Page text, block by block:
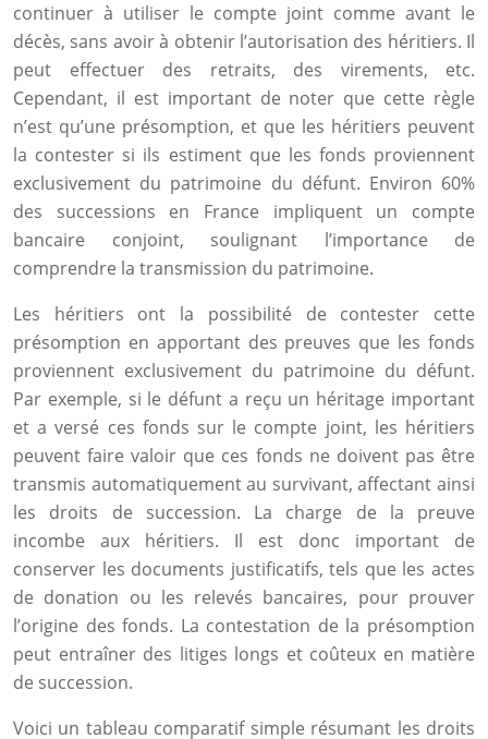
continuer à utiliser le compte joint comme avant le
décès, sans avoir à obtenir l’autorisation des héritiers. Il
peut effectuer des retraits, des virements, etc.
Cependant, il est important de noter que cette règle
n’est qu’une présomption, et que les héritiers peuvent
la contester si ils estiment que les fonds proviennent
exclusivement du patrimoine du défunt. Environ 60%
des successions en France impliquent un compte
bancaire conjoint, soulignant l’importance de
comprendre la transmission du patrimoine.
Les héritiers ont la possibilité de contester cette
présomption en apportant des preuves que les fonds
proviennent exclusivement du patrimoine du défunt.
Par exemple, si le défunt a reçu un héritage important
et a versé ces fonds sur le compte joint, les héritiers
peuvent faire valoir que ces fonds ne doivent pas être
transmis automatiquement au survivant, affectant ainsi
les droits de succession. La charge de la preuve
incombe aux héritiers. Il est donc important de
conserver les documents justificatifs, tels que les actes
de donation ou les relevés bancaires, pour prouver
l’origine des fonds. La contestation de la présomption
peut entraîner des litiges longs et coûteux en matière
de succession.
Voici un tableau comparatif simple résumant les droits